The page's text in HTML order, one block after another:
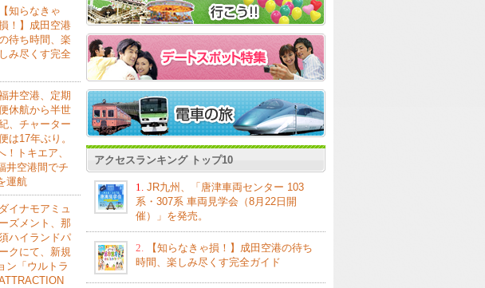
【知らなきゃ
！】成田空港
待ち時間、楽
しみ尽くす完全
井空港、定期
休航から半世
、チャーター
は17年ぶり。
！トキエア、
井空港間でチ
運航
ダイナモアミュ
ーズメント、那
ハイランドパ
ークにて、新規
ン「ウルトラ
アクセスランキング トップ10
1.
JR九州、「唐津車両センター 103
系・307系 車両見学会（8月22日開
催）」を発売。
2.
【知らなきゃ損！】成田空港の待ち
時間、楽しみ尽くす完全ガイド